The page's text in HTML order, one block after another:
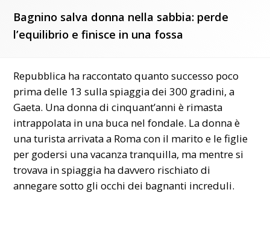
Bagnino salva donna nella sabbia: perde
l’equilibrio e finisce in una fossa
Repubblica ha raccontato quanto successo poco
prima delle 13 sulla spiaggia dei 300 gradini, a
Gaeta. Una donna di cinquant’anni è rimasta
intrappolata in una buca nel fondale. La donna è
una turista arrivata a Roma con il marito e le figlie
per godersi una vacanza tranquilla, ma mentre si
trovava in spiaggia ha davvero rischiato di
annegare sotto gli occhi dei bagnanti increduli.